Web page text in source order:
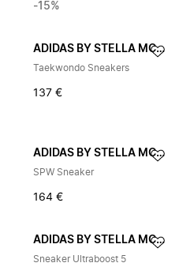
-15%
ADIDAS BY STELLA MCCARTNEY
Taekwondo Sneakers
137 €
ADIDAS BY STELLA MCCARTNEY
SPW Sneaker
164 €
ADIDAS BY STELLA MCCARTNEY
Sneaker Ultraboost 5